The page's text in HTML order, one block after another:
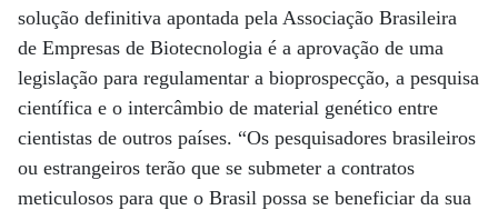
solução definitiva apontada pela Associação Brasileira
de Empresas de Biotecnologia é a aprovação de uma
legislação para regulamentar a bioprospecção, a pesquisa
científica e o intercâmbio de material genético entre
cientistas de outros países. “Os pesquisadores brasileiros
ou estrangeiros terão que se submeter a contratos
meticulosos para que o Brasil possa se beneficiar da sua